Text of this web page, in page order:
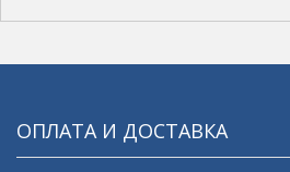
ОПЛАТА И ДОСТАВКА